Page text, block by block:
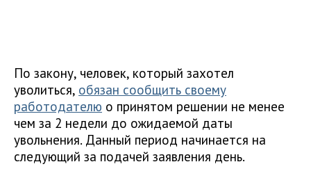
По закону, человек, который захотел
уволиться, обязан сообщить своему
работодателю о принятом решении не менее
чем за 2 недели до ожидаемой даты
увольнения. Данный период начинается на
следующий за подачей заявления день.